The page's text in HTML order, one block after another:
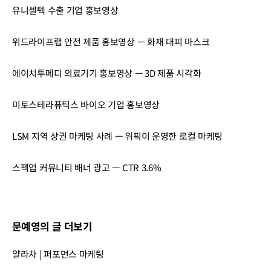
문예영의 글 더보기
얄라차 | 퍼포먼스 마케팅
유니셀텍 수출 기업 홍보영상
위드라이프랩 안전 제품 홍보영상 — 화재 대피 마스크
에이치투메디 의료기기 홍보영상 — 3D 제품 시각화
미토스테라퓨틱스 바이오 기업 홍보영상
LSM 지역 상권 마케팅 사례 — 위픽이 운영한 로컬 마케팅
스펙업 커뮤니티 배너 광고 — CTR 3.6%